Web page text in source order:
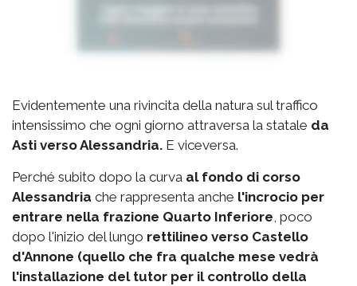
Evidentemente una rivincita della natura sul traffico
intensissimo che ogni giorno attraversa la statale da
Asti verso Alessandria. E viceversa.
Perché subito dopo la curva al fondo di corso
Alessandria che rappresenta anche l'incrocio per
entrare nella frazione Quarto Inferiore, poco
dopo l'inizio del lungo rettilineo verso Castello
d'Annone (quello che fra qualche mese vedrà
l'installazione del tutor per il controllo della